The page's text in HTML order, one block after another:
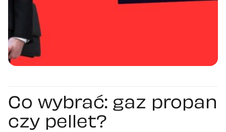
Co wybrać: gaz propan
czy pellet?